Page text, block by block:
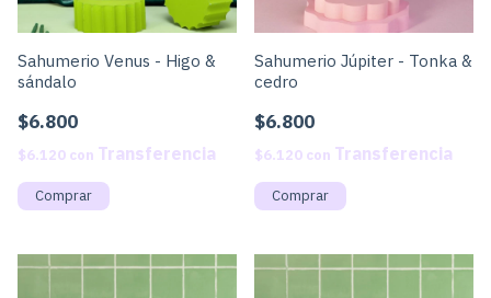
Sahumerio Venus - Higo &
sándalo
$6.800
$6.120 con
Sahumerio Júpiter - Tonka &
cedro
$6.800
$6.120 con